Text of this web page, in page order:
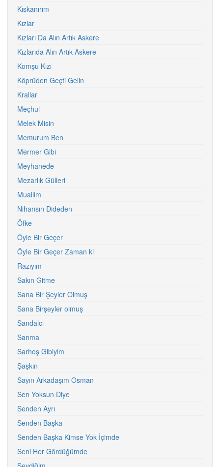
Kıskanırım
Kızlar
Kızları Da Alın Artık Askere
Kızlarıda Alın Artık Askere
Komşu Kızı
Köprüden Geçti Gelin
Krallar
Meçhul
Melek Misin
Memurum Ben
Mermer Gibi
Meyhanede
Mezarlık Gülleri
Muallim
Nihansın Dideden
Öfke
Öyle Bir Geçer
Öyle Bir Geçer Zaman ki
Razıyım
Sakın Gitme
Sana Bir Şeyler Olmuş
Sana Birşeyler olmuş
Sandalcı
Sanma
Sarhoş Gibiyim
Şaşkın
Sayın Arkadaşım Osman
Sen Yoksun Diye
Senden Ayrı
Senden Başka
Senden Başka Kimse Yok İçimde
Seni Her Gördüğümde